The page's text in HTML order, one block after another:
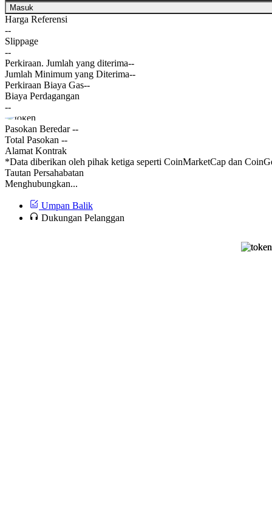
Masuk
Harga Referensi
--
Slippage
--
Perkiraan. Jumlah yang diterima--
Jumlah Minimum yang Diterima--
Perkiraan Biaya Gas--
Biaya Perdagangan
--
Pasokan Beredar--
Total Pasokan --
Alamat Kontrak
*Data diberikan oleh pihak ketiga seperti CoinMarketCap dan
Tautan Persahabatan
Menghubungkan...
Umpan Balik
Dukungan Pelanggan